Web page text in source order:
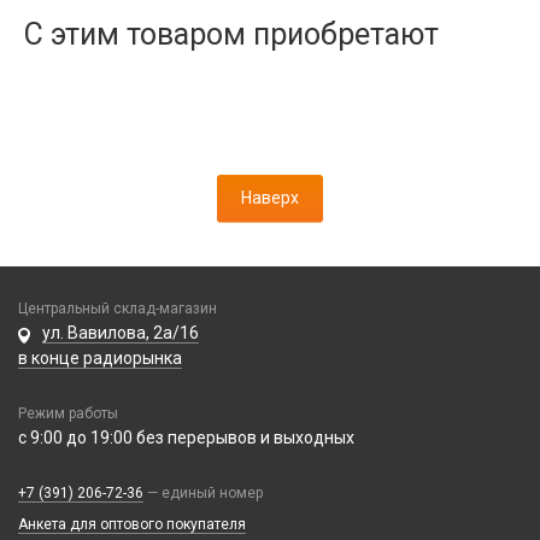
С этим товаром приобретают
Камеры
Проклейки
Шлейфы
АЗУ
АЗУ + FM-модулятор
АЗУ + кабель
Кабели
3 в 1
4 в 1
Компьютерная периферия
Аксессуары для ПК
Наверх
Центральный склад-магазин
ул. Вавилова, 2а/16
в конце радиорынка
Режим работы
с 9:00 до 19:00 без перерывов и выходных
+7 (391) 206-72-36 — единый номер
Анкета для оптового покупателя